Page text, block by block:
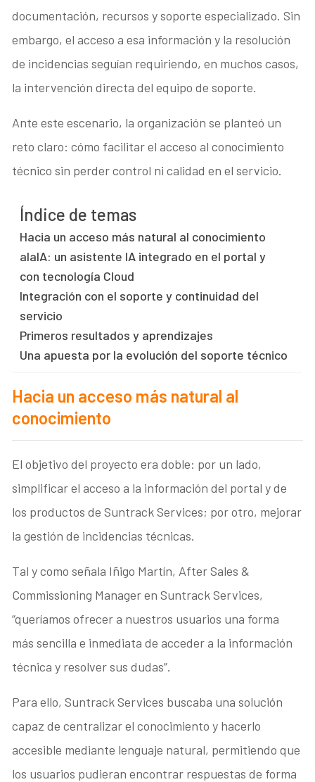
documentación, recursos y soporte especializado. Sin
embargo, el acceso a esa información y la resolución
de incidencias seguían requiriendo, en muchos casos,
la intervención directa del equipo de soporte.
Ante este escenario, la organización se planteó un
reto claro: cómo facilitar el acceso al conocimiento
técnico sin perder control ni calidad en el servicio.
Índice de temas
Hacia un acceso más natural al conocimiento
alaIA: un asistente IA integrado en el portal y
con tecnología Cloud
Integración con el soporte y continuidad del
servicio
Primeros resultados y aprendizajes
Una apuesta por la evolución del soporte técnico
Hacia un acceso más natural al
conocimiento
El objetivo del proyecto era doble: por un lado,
simplificar el acceso a la información del portal y de
los productos de Suntrack Services; por otro, mejorar
la gestión de incidencias técnicas.
Tal y como señala Iñigo Martín, After Sales &
Commissioning Manager en Suntrack Services,
“queríamos ofrecer a nuestros usuarios una forma
más sencilla e inmediata de acceder a la información
técnica y resolver sus dudas”.
Para ello, Suntrack Services buscaba una solución
capaz de centralizar el conocimiento y hacerlo
accesible mediante lenguaje natural, permitiendo que
los usuarios pudieran encontrar respuestas de forma